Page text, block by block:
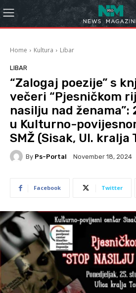
Home Kultura Libar
LIBAR
“Zalogaj poezije” s
večeri “Pjesničkom
nasilju nad ženama”:
u Kulturno-
SMŽ (Sisak, Ul. kralja
By Ps-Portal November 18, 2024
Facebook Twitter